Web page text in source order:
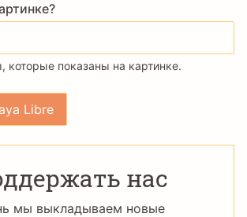
которые показаны на картинке.
нас
мы выкладываем новые